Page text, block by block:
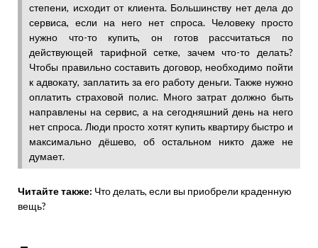
степени, исходит от клиента. Большинству нет дела до
сервиса, если на него нет спроса. Человеку просто
нужно что-то купить, он готов рассчитаться по
действующей тарифной сетке, зачем что-то делать?
Чтобы правильно составить договор, необходимо пойти
к адвокату, заплатить за его работу деньги. Также нужно
оплатить страховой полис. Много затрат должно быть
направлены на сервис, а на сегодняшний день на него
нет спроса. Люди просто хотят купить квартиру быстро и
максимально дёшево, об остальном никто даже не
думает.
Читайте также: Что делать, если вы приобрели краденную
вещь?